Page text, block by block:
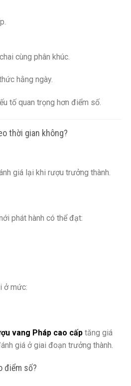
cùng phân khúc.
hằng ngày.
tố quan trọng hơn điểm số.
thời gian không?
giá lại khi rượu trưởng thành.
phát hành có thể đạt:
ở mức:
vang Pháp cao cấp tăng giá
giá ở giai đoạn trưởng thành.
điểm số?